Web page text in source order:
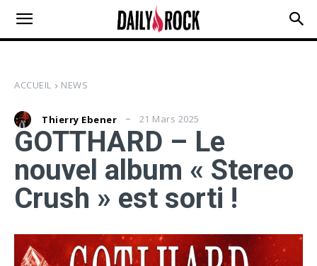
ACCUEIL NEWS
Thierry Ebener 21 Mars 2025
GOTTHARD – Le
nouvel album « Stereo
Crush » est sorti !